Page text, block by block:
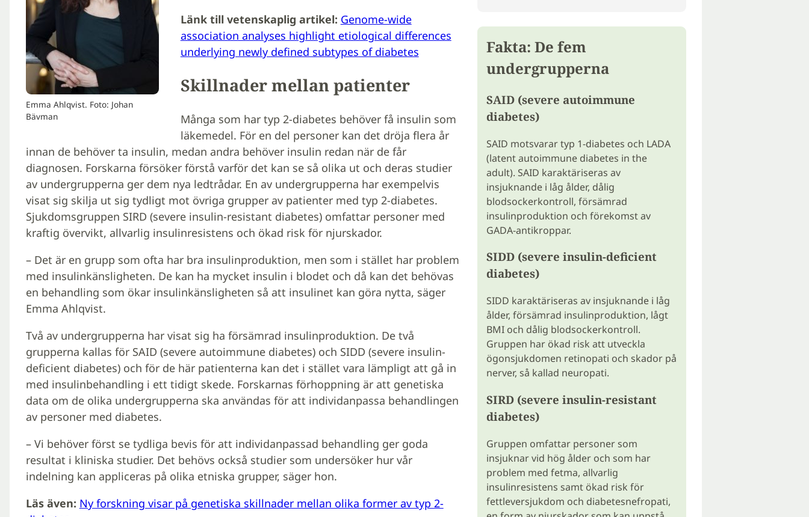
Emma Ahlqvist. Foto: Johan
Bävman
Länk till vetenskaplig artikel: Genome-wide
association analyses highlight etiological differences
underlying newly defined subtypes of diabetes
Skillnader mellan patienter
Många som har typ 2-diabetes behöver få insulin som
läkemedel. För en del personer kan det dröja flera år
innan de behöver ta insulin, medan andra behöver insulin redan när de får
diagnosen. Forskarna försöker förstå varför det kan se så olika ut och deras studier
av undergrupperna ger dem nya ledtrådar. En av undergrupperna har exempelvis
visat sig skilja ut sig tydligt mot övriga grupper av patienter med typ 2-diabetes.
Sjukdomsgruppen SIRD (severe insulin-resistant diabetes) omfattar personer med
kraftig övervikt, allvarlig insulinresistens och ökad risk för njurskador.
– Det är en grupp som ofta har bra insulinproduktion, men som i stället har problem
med insulinkänsligheten. De kan ha mycket insulin i blodet och då kan det behövas
en behandling som ökar insulinkänsligheten så att insulinet kan göra nytta, säger
Emma Ahlqvist.
Två av undergrupperna har visat sig ha försämrad insulinproduktion. De två
grupperna kallas för SAID (severe autoimmune diabetes) och SIDD (severe insulin-
deficient diabetes) och för de här patienterna kan det i stället vara lämpligt att gå in
med insulinbehandling i ett tidigt skede. Forskarnas förhoppning är att genetiska
data om de olika undergrupperna ska användas för att individanpassa behandlingen
av personer med diabetes.
– Vi behöver först se tydliga bevis för att individanpassad behandling ger goda
resultat i kliniska studier. Det behövs också studier som undersöker hur vår
indelning kan appliceras på olika etniska grupper, säger hon.
Läs även: Ny forskning visar på genetiska skillnader mellan olika former av typ 2-
Fakta: De fem
undergrupperna
SAID (severe autoimmune
diabetes)
SAID motsvarar typ 1-diabetes och LADA
(latent autoimmune diabetes in the
adult). SAID karaktäriseras av
insjuknande i låg ålder, dålig
blodsockerkontroll, försämrad
insulinproduktion och förekomst av
GADA-antikroppar.
SIDD (severe insulin-deficient
diabetes)
SIDD karaktäriseras av insjuknande i låg
ålder, försämrad insulinproduktion, lågt
BMI och dålig blodsockerkontroll.
Gruppen har ökad risk att utveckla
ögonsjukdomen retinopati och skador på
nerver, så kallad neuropati.
SIRD (severe insulin-resistant
diabetes)
Gruppen omfattar personer som
insjuknar vid hög ålder och som har
problem med fetma, allvarlig
insulinresistens samt ökad risk för
fettleversjukdom och diabetesnefropati,